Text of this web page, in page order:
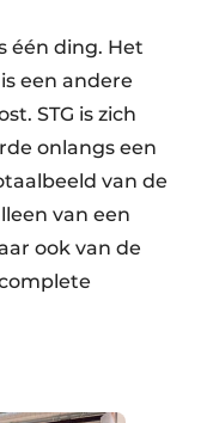
één ding. Het
een andere
STG is zich
onlangs een
van de
van een
ook van de